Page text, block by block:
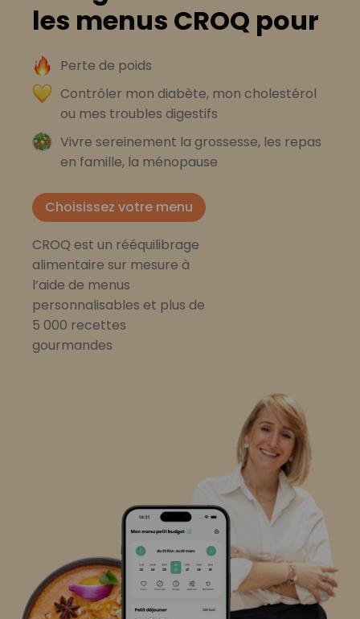
les menus CROQ pour
Perte de poids
Contrôler mon diabète, mon cholestérol
ou mes troubles digestifs
Vivre sereinement la grossesse, les repas
en famille, la ménopause
Choisissez votre menu
CROQ est un rééquilibrage
alimentaire sur mesure à
l’aide de menus
personnalisables et plus de
5 000 recettes
gourmandes